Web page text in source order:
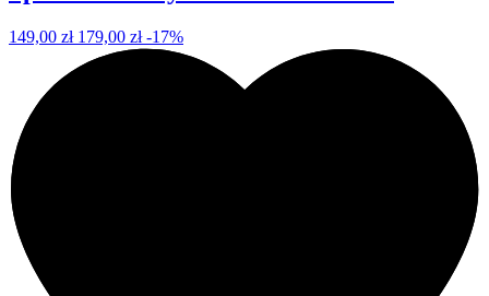
149,00 zł 179,00 zł -17%